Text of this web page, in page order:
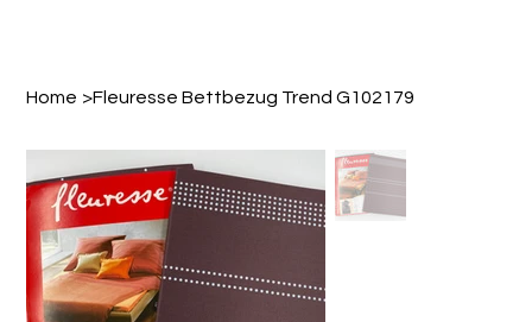
Home >Fleuresse Bettbezug Trend G102179